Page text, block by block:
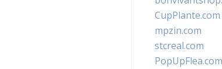
CupPlante.com
mpzin.com
stcreal.com
PopUpFlea.com